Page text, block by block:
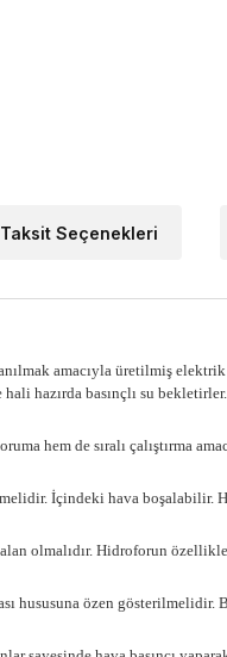
Taksit Seçenekleri
amacıyla üretilmiş
hazırda basınçlı su bekletirler.
hem de sıralı çalıştırma
İçindeki hava boşalabilir.
olmalıdır. Hidroforun
hususuna özen